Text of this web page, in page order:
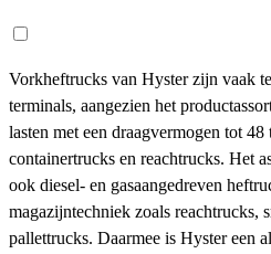
Vorkheftrucks van Hyster zijn vaak
terminals, aangezien het
lasten met een draagvermogen tot
containertrucks en reachtrucks. Het
ook diesel- en gasaangedreven
magazijntechniek zoals reachtrucks,
pallettrucks. Daarmee is Hyster een